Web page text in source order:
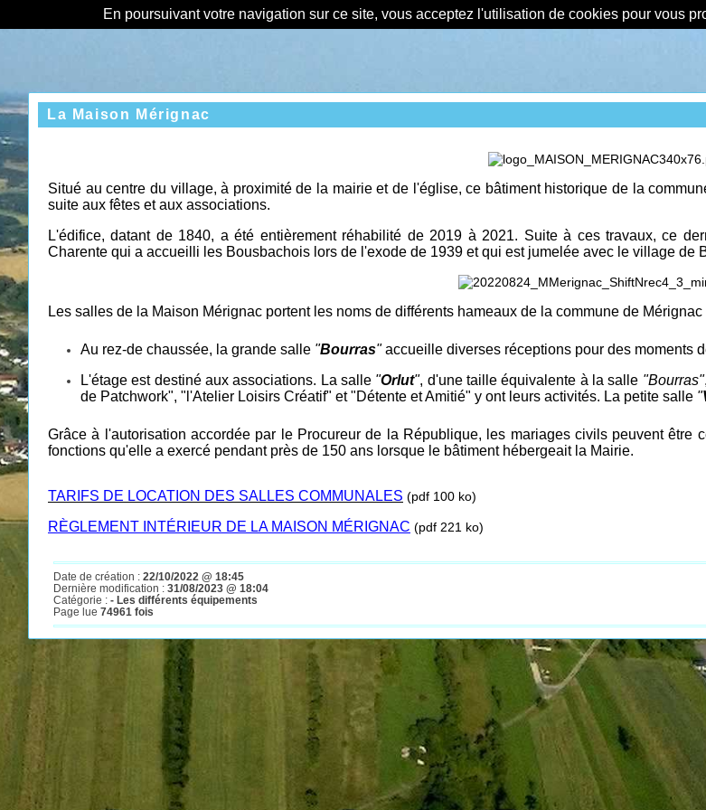
En poursuivant votre navigation sur ce site, vous acceptez l'utilisation de cookies pour vous
La Maison Mérignac
Situé au centre du village, à proximité de la mairie et de l'église, ce bâtiment historique de la
suite aux fêtes et aux associations.
L'édifice, datant de 1840, a été entièrement réhabilité de 2019 à 2021. Suite à ces travaux, ce
Charente qui a accueilli les Bousbachois lors de l'exode de 1939 et qui est jumelée avec le village de
Les salles de la Maison Mérignac portent les noms de différents hameaux de la commune de Mérignac
Au rez-de chaussée, la grande salle "Bourras"accueille diverses réceptions pour des moments
L'étage est destiné aux associations. La salle "Orlut", d'une taille équivalente à la salle "Bourras"
de Patchwork", "l'Atelier Loisirs Créatif" et "Détente et Amitié" y ont leurs activités. La petite salle "
Grâce à l'autorisation accordée par le Procureur de la République, les mariages civils peuvent
fonctions qu'elle a exercé pendant près de 150 ans lorsque le bâtiment hébergeait la Mairie.
TARIFS DE LOCATION DES SALLES COMMUNALES (pdf 100 ko)
RÈGLEMENT INTÉRIEUR DE LA MAISON MÉRIGNAC (pdf 221 ko)
Date de création : 22/10/2022 @ 18:45
Dernière modification : 31/08/2023 @ 18:04
Catégorie : - Les différents équipements
Page lue 74961 fois